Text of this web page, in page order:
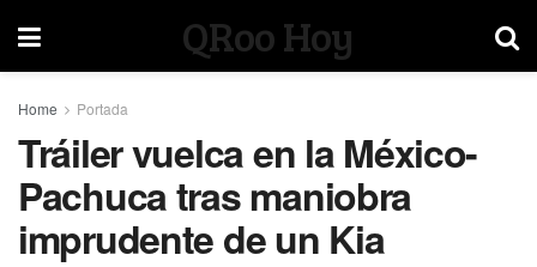
QRoo Hoy
Home Portada
Tráiler vuelca en la México-
Pachuca tras maniobra
imprudente de un Kia